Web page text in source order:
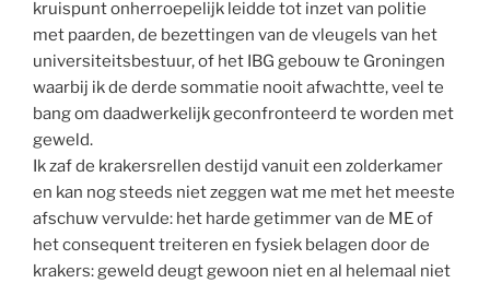
kruispunt onherroepelijk leidde tot inzet van politie
met paarden, de bezettingen van de vleugels van het
universiteitsbestuur, of het IBG gebouw te Groningen
waarbij ik de derde sommatie nooit afwachtte, veel te
bang om daadwerkelijk geconfronteerd te worden met
geweld.
Ik zaf de krakersrellen destijd vanuit een zolderkamer
en kan nog steeds niet zeggen wat me met het meeste
afschuw vervulde: het harde getimmer van de ME of
het consequent treiteren en fysiek belagen door de
krakers: geweld deugt gewoon niet en al helemaal niet